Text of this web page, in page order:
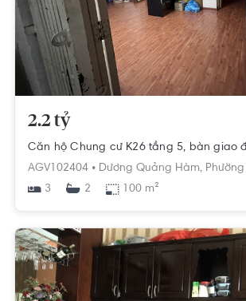
2.2 tỷ
Căn hộ Chung cư K26 tầng 5, bàn giao
AGV102404 • Dương Quảng Hàm,
3
2 100 m²